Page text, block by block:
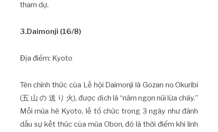
tham dự.
3.Daimonji (16/8)
Địa điểm: Kyoto
Tên chính thức của Lễ hội Daimonji là Gozan no Okuribi
(五 山 の 送 り 火), được dịch là “năm ngọn núi lửa cháy.”
Mỗi mùa hè Kyoto, lễ tổ chức trong 3 ngày như đánh
dấu sự kết thúc của mùa Obon, đó là thời điểm khi linh